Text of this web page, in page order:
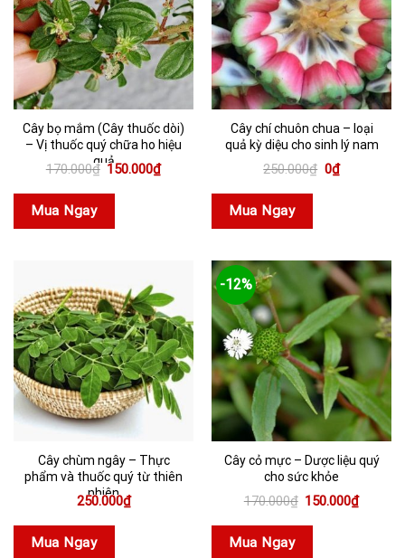
Cây bọ mắm (Cây thuốc dòi)
– Vị thuốc quý chữa ho hiệu
quả
170.000₫ Giá
là:
150.000₫Giá
hiện
Mua Ngay
Cây chí chuôn chua – loại
quả kỳ diệu cho sinh lý nam
250.000₫ Giá
gốc
0₫Giá
hiện
Mua Ngay
Cây chùm ngây – Thực
phẩm và thuốc quý từ thiên
nhiên
250.000₫
Mua Ngay
-12%
Cây cỏ mực – Dược liệu quý
cho sức khỏe
170.000₫ Giá
là:
150.000₫Giá
hiện
Mua Ngay